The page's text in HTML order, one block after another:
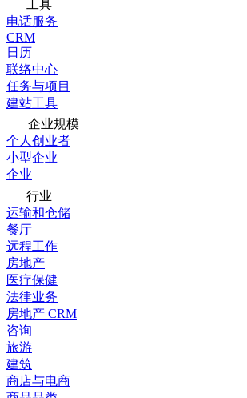
工具
电话服务
CRM
日历
联络中心
任务与项目
建站工具
企业规模
个人创业者
小型企业
企业
行业
运输和仓储
餐厅
远程工作
房地产
医疗保健
法律业务
房地产 CRM
咨询
旅游
建筑
商店与电商